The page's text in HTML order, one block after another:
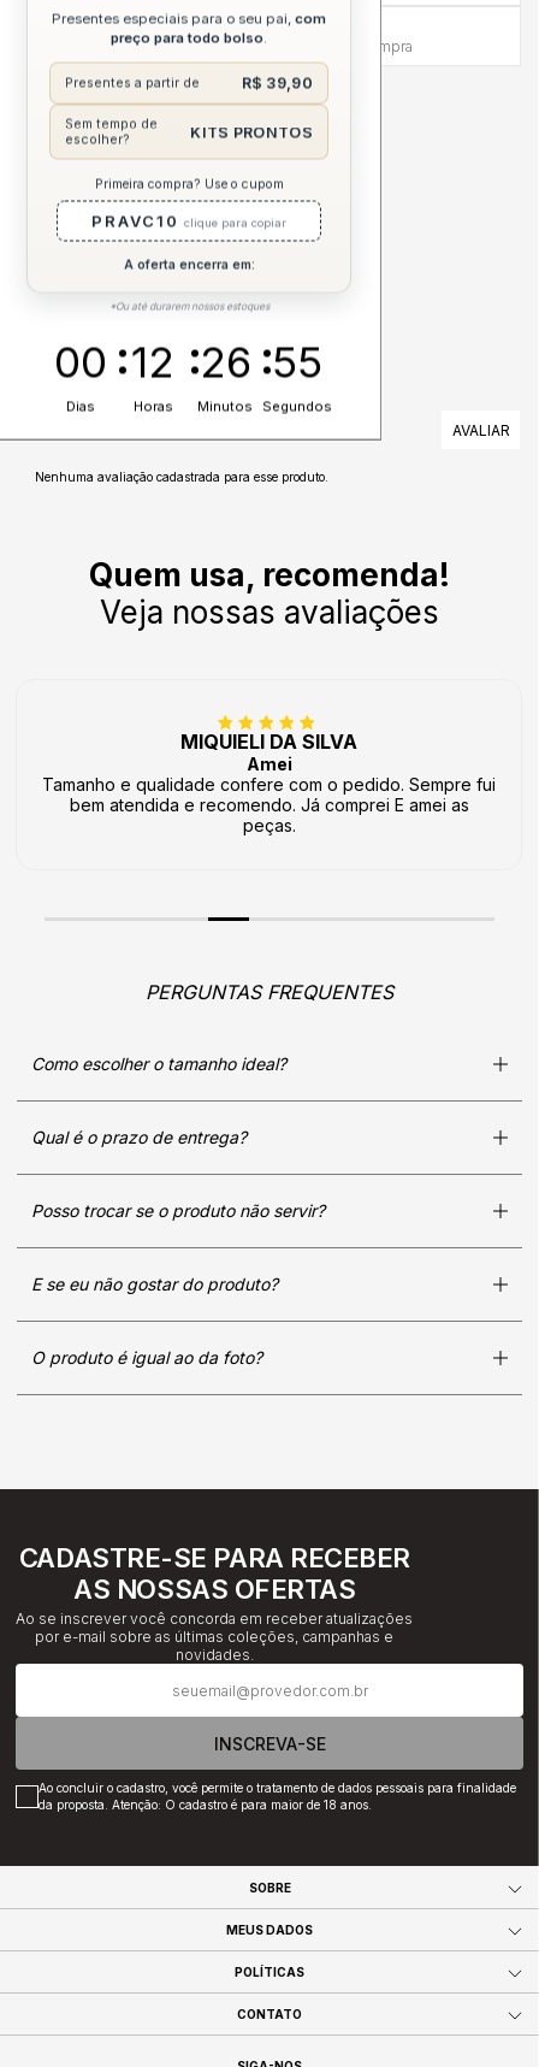
Atendimento Humanizado
Via WhatsApp antes e depois da compra
DESCRIÇÃO COMPLETA
CUIDADOS
ESPECIFICAÇÕES
Nenhuma avaliação cadastrada para esse produto.
Quem usa, recomenda!
Veja nossas avaliações
MIQUIELI DA SILVA
Amei
Tamanho e qualidade confere com o pedido. Sempre fui
bem atendida e recomendo. Já comprei E amei as
peças.
PERGUNTAS FREQUENTES
Como escolher o tamanho ideal?
Qual é o prazo de entrega?
Posso trocar se o produto não servir?
E se eu não gostar do produto?
O produto é igual ao da foto?
CADASTRE-SE PARA RECEBER
AS NOSSAS OFERTAS
Ao se inscrever você concorda em receber atualizações
por e-mail sobre as últimas coleções, campanhas e
novidades.
INSCREVA-SE
Ao concluir o cadastro, você permite o tratamento de dados pessoais para finalidade
da proposta. Atenção: O cadastro é para maior de 18 anos.
SOBRE
MEUS DADOS
POLÍTICAS
CONTATO
Presentes especiais para o seu pai, com
preço para todo bolso.
Presentes a partir de R$ 39,90
Sem tempo de
escolher?
KITS PRONTOS
Primeira compra? Use o cupom
PRAVC10 clique para copiar
A oferta encerra em:
*Ou até durarem nossos estoques
00
Dias
12
Horas
26
Minutos
54
Segundos